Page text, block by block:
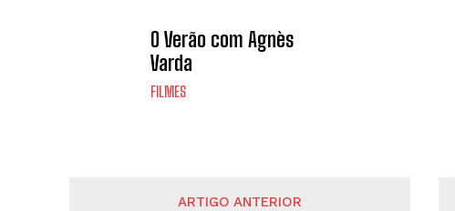
O Verão com Agnès
Varda
FILMES
ARTIGO ANTERIOR